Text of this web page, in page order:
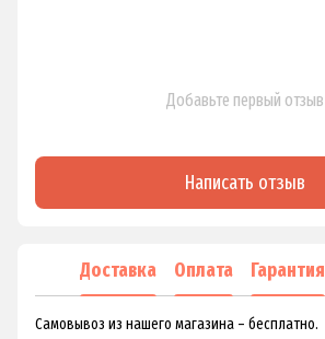
Добавьте первый отзыв
Написать отзыв
Доставка Оплата Гарантия
Самовывоз из нашего магазина – бесплатно.